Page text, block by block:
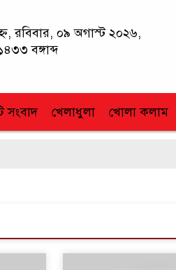
রবিবার, ০৯ অগাস্ট ২০২৬,
বঙ্গাব্দ
সংবাদ খেলাধুলা খোলা কলাম